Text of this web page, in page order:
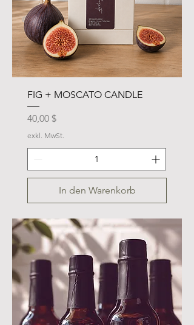
FIG + MOSCATO CANDLE
Preis
40,00 $
exkl. MwSt.
In den Warenkorb